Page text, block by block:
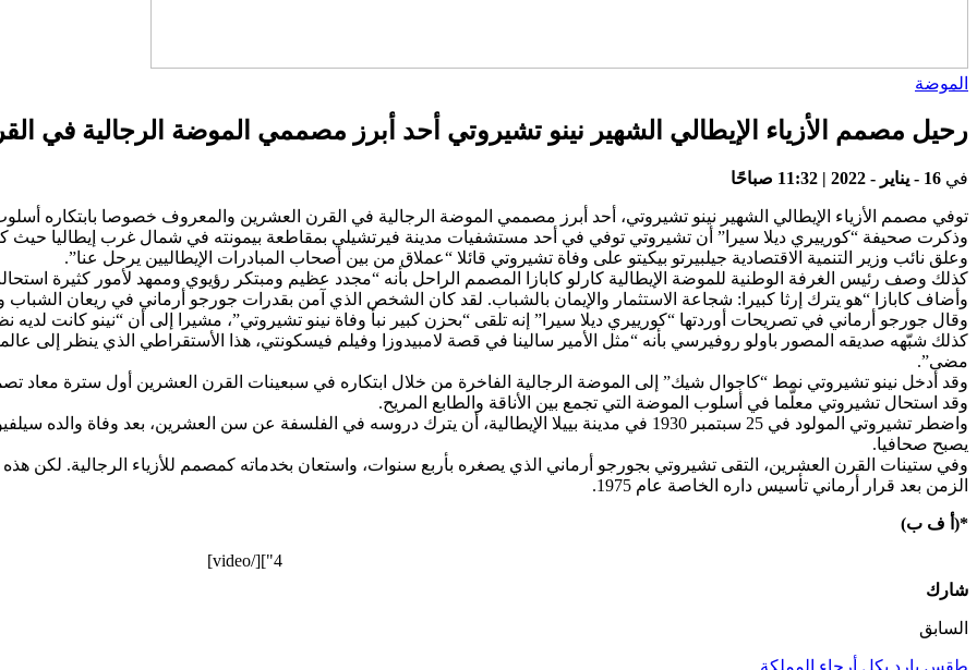
الموضة
رحيل مصمم الأزياء الإيطالي الشهير نينو تشيروتي أحد أبرز مصممي الموضة الرجالية في
في 16 - يناير - 2022 | 11:32 صباحًا
توفي مصمم الأزياء الإيطالي الشهير نينو تشيروتي، أحد أبرز مصممي الموضة الرجالية في القرن العشرين والمعروف خصوصا بابتكاره أسلوب
وذكرت صحيفة “كورييري ديلا سيرا” أن تشيروتي توفي في أحد مستشفيات مدينة فيرتشيلي بمقاطعة بيمونته في شمال غرب إيطاليا حيث
وعلق نائب وزير التنمية الاقتصادية جيلبيرتو بيكيتو على وفاة تشيروتي قائلا “عملاق من بين أصحاب المبادرات الإيطاليين يرحل عنا”.
كذلك وصف رئيس الغرفة الوطنية للموضة الإيطالية كارلو كابازا المصمم الراحل بأنه “مجدد عظيم ومبتكر رؤيوي وممهد لأمور كثيرة
وأضاف كابازا “هو يترك إرثا كبيرا: شجاعة الاستثمار والإيمان بالشباب. لقد كان الشخص الذي آمن بقدرات جورجو أرماني في ريعان الشباب
وقال جورجو أرماني في تصريحات أوردتها “كورييري ديلا سيرا” إنه تلقى “بحزن كبير نبأ وفاة نينو تشيروتي”، مشيرا إلى أن “نينو كانت
كذلك شبّهه صديقه المصور باولو روفيرسي بأنه “مثل الأمير سالينا في قصة لامبيدوزا وفيلم فيسكونتي، هذا الأستقراطي الذي ينظر إلى
مضى”.
وقد أدخل نينو تشيروتي نمط “كاجوال شيك” إلى الموضة الرجالية الفاخرة من خلال ابتكاره في سبعينات القرن العشرين أول سترة معاد
وقد استحال تشيروتي معلّما في أسلوب الموضة التي تجمع بين الأناقة والطابع المريح.
واضطر تشيروتي المولود في 25 سبتمبر 1930 في مدينة بييلا الإيطالية، أن يترك دروسه في الفلسفة عن سن العشرين،
يصبح صحافيا.
وفي ستينات القرن العشرين، التقى تشيروتي بجورجو أرماني الذي يصغره بأربع سنوات، واستعان بخدماته كمصمم للأزياء الرجالية. لكن
الزمن بعد قرار أرماني تأسيس داره الخاصة عام 1975.
*(أ ف ب)
4"][/video]
شارك
السابق